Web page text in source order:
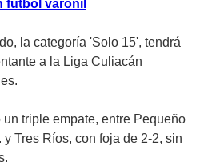
futbol varonil
la categoría 'Solo 15', tendrá
a la Liga Culiacán
triple empate, entre Pequeño
Tres Ríos, con foja de 2-2, sin